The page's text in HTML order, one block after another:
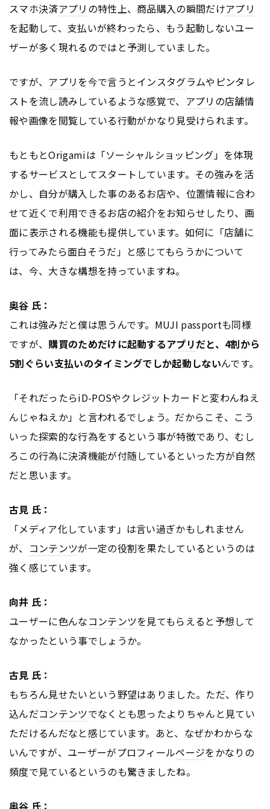
スマホ決済アプリ の特性上、商品購入の瞬間だけアプリ
を起動して、支払いが終わったら、もう起動しないユー
ザーが多く現れるのではと予測していました。
ですが、 アプリを今で言うとインスタグラムやピンタレ
ストを流し読みしているような感覚で、 アプリ の店舗情
報や画像を閲覧している行動がかなり見受けられます。
もともとOrigamiは「ソーシャルショッピング」を体現
するサービスとしてスタートしています。その強みを活
かし、自分が購入した事のあるお店や、位置情報に合わ
せて近くで利用できるお店の紹介をお知らせしたり、画
面に表示される機能も提供しています。如何に「店舗に
行ってみたら面白そうだ」と感じてもらうかについて
は、今、大きな構想を持っていますね。
奥谷 氏：
これは強みだと僕は思うんです。MUJI passportも同様
ですが、 購買のためだけに起動するアプリだと、4割から
5割ぐらい支払いのタイミングでしか起動しないんです。
「それだったらiD-POSやクレジットカードと変わんねえ
んじゃねえか」と言われるでしょう。だからこそ、こう
いった探索的な行為をするという事が特徴であり、むし
ろこの行為に決済機能が付随しているといった方が自然
だと思います。
古見 氏：
「メディア化しています」は言い過ぎかもしれません
が、 コンテンツが一定の役割を果たしているというのは
強く感じています。
向井 氏：
ユーザーに色んなコンテンツを見てもらえると予想して
なかったという事でしょうか。
古見 氏：
もちろん見せたいという野望はありました。ただ、作り
込んだコンテンツでなくとも思ったよりちゃんと見てい
ただけるんだなと感じています。あと、なぜかわからな
いんですが、ユーザーがプロフィールページをかなりの
頻度で見ているというのも驚きましたね。
奥谷 氏：